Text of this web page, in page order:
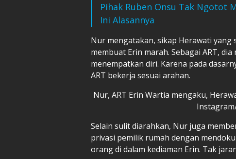
Pihak Ruben Onsu Tak Ngotot
Ini Alasannya
Nur mengatakan, sikap Herawati yang
membuat Erin marah. Sebagai ART,
menempatkan diri. Karena pada
ART bekerja sesuai arahan.
Nur, ART Erin Wartia mengaku,
Selain sulit diarahkan, Nur juga
privasi pemilik rumah dengan
orang di dalam kediaman Erin. Tak